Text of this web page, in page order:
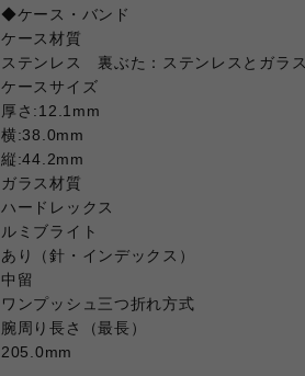
◆ケース・バンド
ケース材質
ステンレス 裏ぶた：ステンレスとガラス
ケースサイズ
厚さ:12.1mm
横:38.0mm
縦:44.2mm
ガラス材質
ハードレックス
ルミブライト
あり（針・インデックス）
中留
ワンプッシュ三つ折れ方式
腕周り長さ（最長）
205.0mm